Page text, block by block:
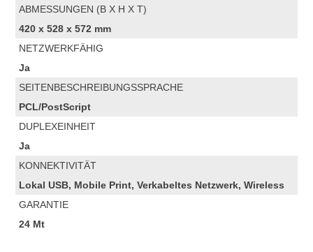
ABMESSUNGEN (B X H X T)
420 x 528 x 572 mm
NETZWERKFÄHIG
Ja
SEITENBESCHREIBUNGSSPRACHE
PCL/PostScript
DUPLEXEINHEIT
Ja
KONNEKTIVITÄT
Lokal USB, ‎Mobile Print, Verkabeltes Netzwerk, Wireless
GARANTIE
24 Mt